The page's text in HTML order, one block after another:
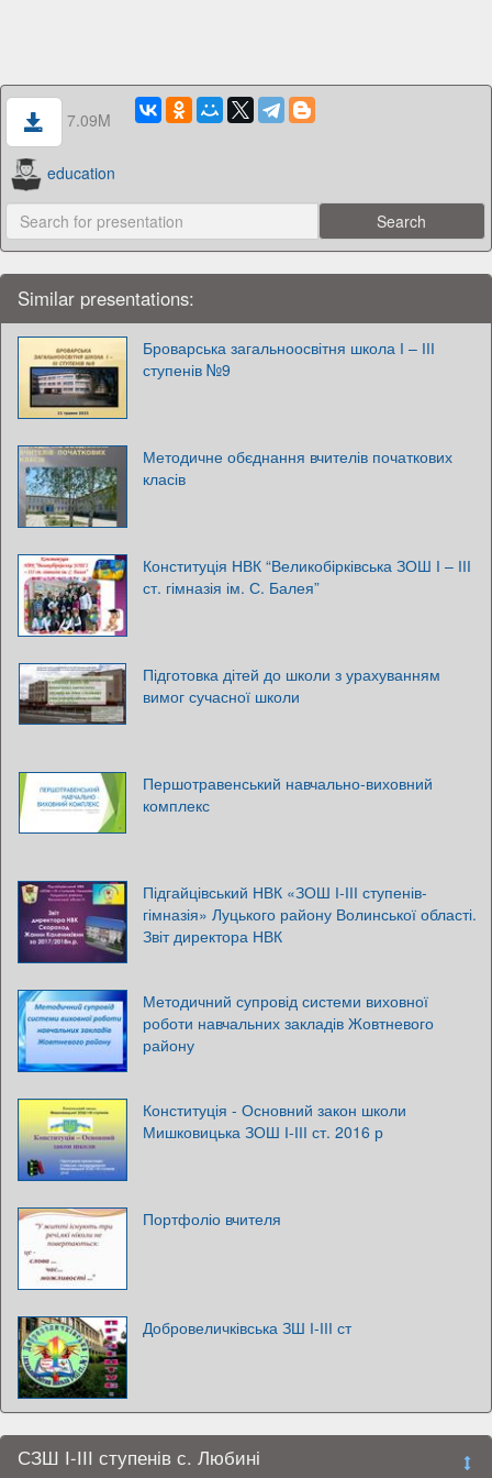
7.09M
education
Similar presentations:
Броварська загальноосвітня школа І – ІІІ
ступенів №9
Методичне обєднання вчителів початкових
класів
Конституція НВК “Великобірківська ЗОШ І – ІІІ
ст. гімназія ім. С. Балея”
Підготовка дітей до школи з урахуванням
вимог сучасної школи
Першотравенський навчально-виховний
комплекс
Підгайцівський НВК «ЗОШ І-ІІІ ступенів-
гімназія» Луцького району Волинської області.
Звіт директора НВК
Методичний супровід системи виховної
роботи навчальних закладів Жовтневого
району
Конституція - Основний закон школи
Мишковицька ЗОШ І-ІІІ ст. 2016 р
Портфоліо вчителя
Добровеличківська ЗШ І-ІІІ ст
СЗШ І-ІІІ ступенів с. Любині